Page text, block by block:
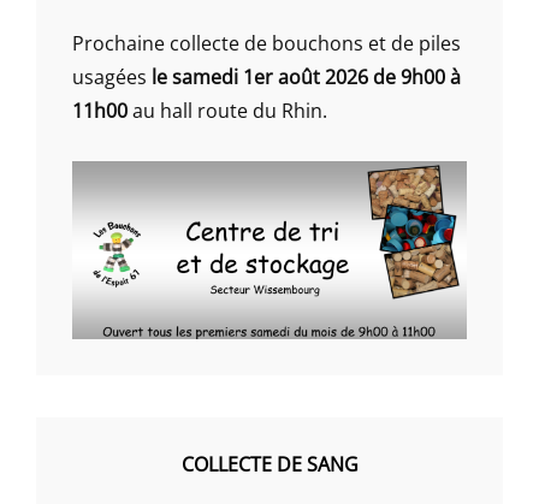
Prochaine collecte de bouchons et de piles
usagées le samedi 1er août 2026 de 9h00 à
11h00au hall route du Rhin.
COLLECTE DE SANG